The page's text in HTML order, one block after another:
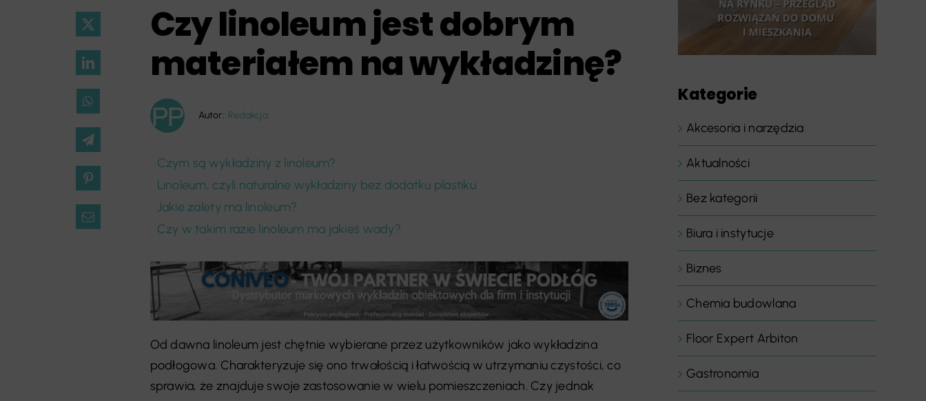
Czy linoleum jest dobrym
materiałem na wykładzinę?
Autor: Redakcja
Czym są wykładziny z linoleum?
Linoleum, czyli naturalne wykładziny bez dodatku plastiku
Jakie zalety ma linoleum?
Czy w takim razie linoleum ma jakieś wady?
Od dawna linoleum jest chętnie wybierane przez użytkowników jako wykładzina
podłogowa. Charakteryzuje się ono trwałością i łatwością w utrzymaniu czystości, co
sprawia, że znajduje swoje zastosowanie w wielu pomieszczeniach. Czy jednak
Kategorie
Akcesoria i narzędzia
Aktualności
Bez kategorii
Biura i instytucje
Biznes
Chemia budowlana
Floor Expert Arbiton
Gastronomia